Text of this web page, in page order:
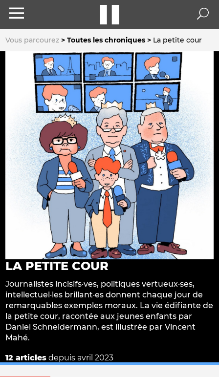
Vous parcourez Toutes les chroniques La petite cour
LA PETITE COUR
Journalistes incisifs·ves, politiques vertueux·ses,
intellectuel·les brillant·es donnent chaque jour de
remarquables exemples moraux. La vie édifiante de
la petite cour, racontée aux jeunes enfants par
Daniel Schneidermann, est illustrée par Vincent
Mahé.
12 articles depuis avril 2023